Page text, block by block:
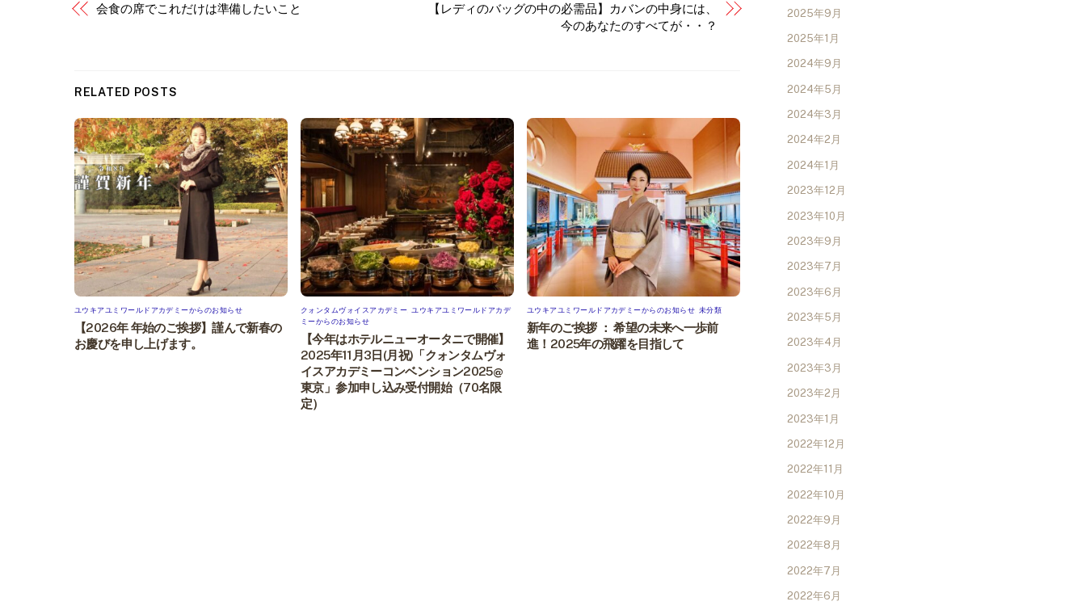
会食の席でこれだけは準備したいこと
【レディのバッグの中の必需品】カバンの中身には、
今のあなたのすべてが・・？
RELATED POSTS
ユウキアユミワールドアカデミーからのお知らせ
【2026年 年始のご挨拶】謹んで新春の
お慶びを申し上げます。
クォンタムヴォイスアカデミー ,ユウキアユミワールドアカデ
ミーからのお知らせ
【今年はホテルニューオータニで開催】
2025年11月3日(月祝)「クォンタムヴォ
イスアカデミーコンベンション2025@
東京」参加申し込み受付開始（70名限
定）
ユウキアユミワールドアカデミーからのお知らせ 未分類
新年のご挨拶 ： 希望の未来へ一歩前
進！2025年の飛躍を目指して
2025年9月
2025年1月
2024年9月
2024年5月
2024年3月
2024年2月
2024年1月
2023年12月
2023年10月
2023年9月
2023年7月
2023年6月
2023年5月
2023年4月
2023年3月
2023年2月
2023年1月
2022年12月
2022年11月
2022年10月
2022年9月
2022年8月
2022年7月
2022年6月